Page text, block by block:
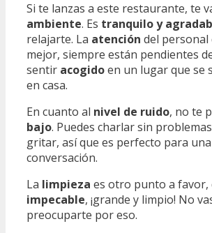
Si te lanzas a este restaurante, te
ambiente. Es tranquilo y
relajarte. La atención del personal
mejor, siempre están pendientes
sentir acogidoen un lugar que se
en casa.
En cuanto al nivel de ruido, no te
bajo. Puedes charlar sin
gritar, así que es perfecto para
conversación.
La limpieza es otro punto a favor,
impecable, ¡grande y limpio! No
preocuparte por eso.